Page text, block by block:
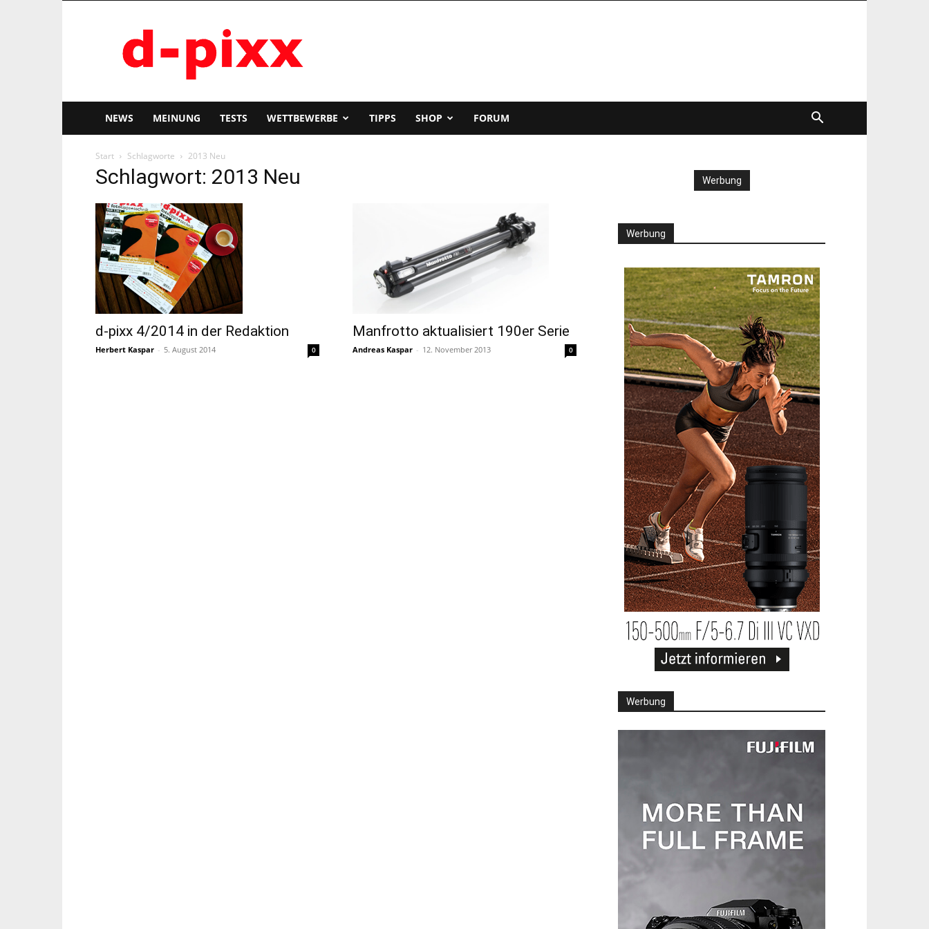
pixx
NEWS MEINUNG TESTS WETTBEWERBE TIPPS SHOP FORUM
Start Schlagworte 2013 Neu
Schlagwort: 2013 Neu
d-pixx 4/2014 in der Redaktion
Herbert Kaspar - 5. August 2014 0
Manfrotto aktualisiert 190er Serie
Andreas Kaspar - 12. November 2013 0
Werbung
Werbung
Werbung